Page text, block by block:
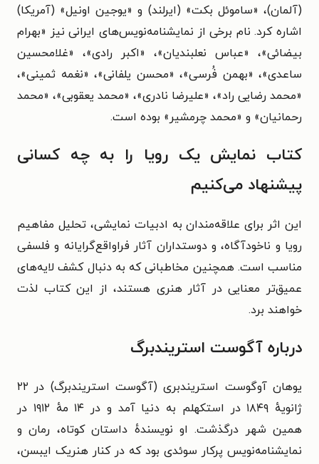
(آلمان)، «ساموئل بکت» (ایرلند) و «یوجین اونیل» (آمریکا)
اشاره کرد. نام برخی از نمایشنامه‌نویس‌های ایرانی نیز «بهرام
بیضائی»، «عباس نعلبندیان»، «اکبر رادی»، «غلامحسین
ساعدی»، «بهمن فُرسی»، «محسن یلفانی»، «نغمه ثمینی»،
«محمد رضایی راد»، «علیرضا نادری»، «محمد یعقوبی»، «محمد
رحمانیان» و «محمد چرمشیر» بوده است.
کتاب نمایش یک رویا را به چه کسانی
پیشنهاد می‌کنیم
این اثر برای علاقه‌مندان به ادبیات نمایشی، تحلیل مفاهیم
رویا و ناخودآگاه، و دوستداران آثار فراواقع‌گرایانه و فلسفی
مناسب است. همچنین مخاطبانی که به دنبال کشف لایه‌های
عمیق‌تر معنایی در آثار هنری هستند، از این کتاب لذت
خواهند برد.
درباره آگوست استریندبرگ
یوهان آوگوست استریندبری (آگوست استریندبرگ) در ۲۲
ژانویهٔ ۱۸۴۹ در استکهلم به دنیا آمد و در ۱۴ مهٔ ۱۹۱۲ در
همین شهر درگذشت. او نویسندهٔ داستان کوتاه، رمان و
نمایشنامه‌نویس پرکار سوئدی بود که در کنار هنریک ایبسن،